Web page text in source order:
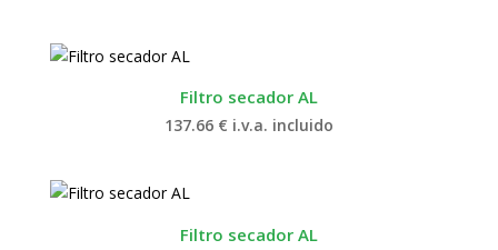
Filtro secador AL
137.66 € i.v.a. incluido
Filtro secador AL